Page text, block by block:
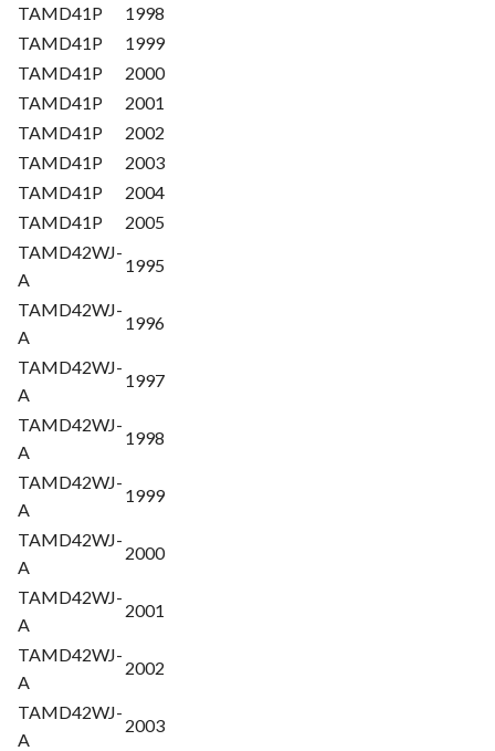
TAMD41P
1998
TAMD41P
1999
TAMD41P
2000
TAMD41P
2001
TAMD41P
2002
TAMD41P
2003
TAMD41P
2004
TAMD41P
2005
TAMD42WJ-
A
1995
TAMD42WJ-
A
1996
TAMD42WJ-
A
1997
TAMD42WJ-
A
1998
TAMD42WJ-
A
1999
TAMD42WJ-
A
2000
TAMD42WJ-
A
2001
TAMD42WJ-
A
2002
TAMD42WJ-
A
2003